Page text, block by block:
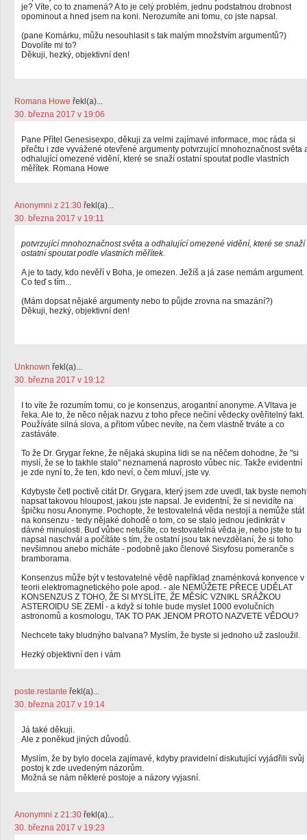
je? Víte, co to znamená? A to je celý problém, jednu podstatnou drobnost
opominout a hned jsem na koni. Nerozumíte ani tomu, co jste napsal.
(pane Komárku, můžu nesouhlasit s tak malým množstvím argumentů?)
Dovolíte mi to?
Děkuji, hezký, objektivní den!
Romana Howe řekl(a)...
30. března 2017 v 19:06
Pane Přítel Genesisexpo, děkuji za velmi zajímavé informace, moc ráda si
přečtu i zde vyvážené otevřené argumenty potvrzující mnohoznačnost světa
odhalující omezené vidění, které se snaží ostatní spoutat podle vlastních
měřítek. Romana Howe
Anonymni z 21:30 řekl(a)...
30. března 2017 v 19:11
potvrzující mnohoznačnost světa a odhalující omezené vidění, které se snaží
ostatní spoutat podle vlastních měřítek.
A je to tady, kdo nevěří v Boha, je omezen. Ježíš a já zase nemám argument.
Co teď s tím...
(Mám dopsat nějaké argumenty nebo to půjde zrovna na smazání?)
Děkuji, hezký, objektivní den!
Unknown řekl(a)...
30. března 2017 v 19:12
I to víte že rozumím tomu, co je konsenzus, arogantní anonyme. A Vltava je
řeka. Ale to, že něco nějak nazvu z toho přece nečiní vědecky ověřitelný fakt.
Používáte silná slova, a přitom vůbec nevíte, na čem vlastně trváte a co
zastáváte.
To že Dr. Grygar řekne, že nějaká skupina lidi se na něčem dohodne, že "si
myslí, že se to takhle stalo" neznamená naprosto vůbec nic. Takže evidentní
je zde nyní to, že ten, kdo neví, o čem mluví, jste vy.
Kdybyste četl poctivě citát Dr. Grygara, který jsem zde uvedl, tak byste
napsat takovou hloupost, jakou jste napsal. Je evidentní, že si nevidíte na
špičku nosu Anonyme. Pochopte, že testovatelná věda nestojí a nemůže stát
na konsenzu - tedy nějaké dohodě o tom, co se stalo jednou jedinkrát v
dávné minulosti. Buď vůbec netušíte, co testovatelná věda je, nebo jste to tu
napsal naschvál a počítáte s tím, že ostatní jsou tak nevzdělaní, že si toho
nevšimnou anebo mícháte - podobně jako členové Sisyfosu pomeranče s
bramborama.
Konsenzus může být v testovatelné vědě například znaménková konvence v
teorii elektromagnetického pole apod. - ale NEMŮŽETE PŘECE UDĚLAT
KONSENZUS Z TOHO, ŽE SI MYSLÍTE, ŽE MĚSÍC VZNIKL SRÁŽKOU
ASTEROIDU SE ZEMÍ - a když si tohle bude myslet 1000 evolučních
astronomů a kosmologu, TAK TO PAK JENOM PROTO NAZVETE VĚDOU?
Nechcete taky bludnýho balvana? Myslím, že byste si jednoho už zasloužil.
Hezký objektivní den i vám
poste.restante řekl(a)...
30. března 2017 v 19:14
Já také děkuji.
Ale z poněkud jiných důvodů.
Myslím, že by bylo docela zajímavé, kdyby pravidelní diskutující vyjádřili svůj
postoj k zde uvedeným názorům.
Možná se nám některé postoje a názory vyjasní.
Anonymni z 21:30 řekl(a)...
30. března 2017 v 19:23